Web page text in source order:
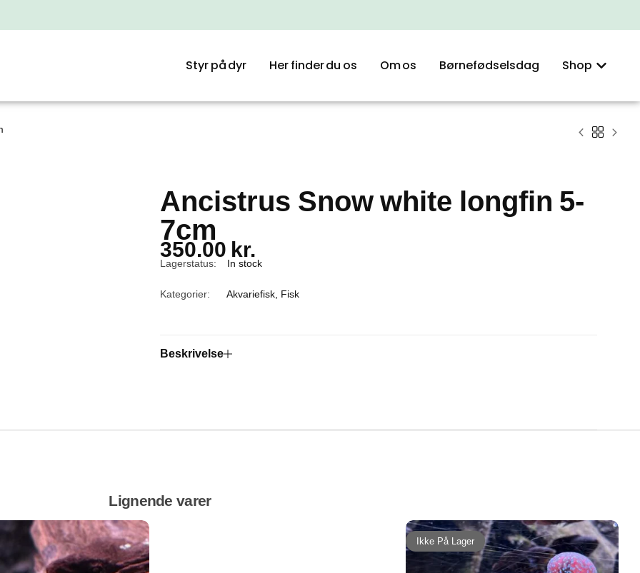
Styr på dyr Her finder du os Om os Børnefødselsdag Shop
Ancistrus Snow white longfin 5-
7cm
350.00 kr.
Lagerstatus: In stock
Kategorier: Akvariefisk Fisk
Beskrivelse
Lignende varer
Ikke På Lager